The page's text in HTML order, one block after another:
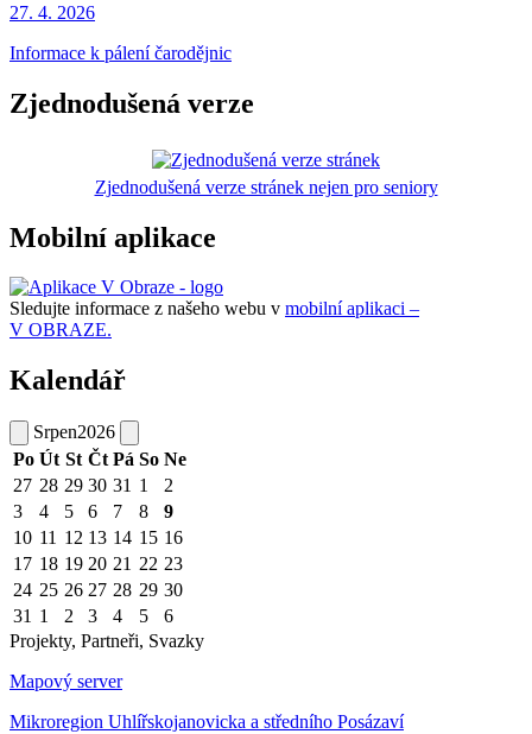
27. 4. 2026
Informace k pálení čarodějnic
Zjednodušená verze
Zjednodušená verze stránek nejen pro seniory
Mobilní aplikace
Sledujte informace z našeho webu v mobilní aplikaci –
V OBRAZE.
Kalendář
Srpen2026
Po Út St Čt Pá So Ne
27 28 29 30 31 1
2
3
4 5 6 7 8
9
10 11 12 13 14 15 16
17 18 19 20 21 22 23
24 25 26 27 28 29 30
31 1 2 3 4 5
6
Projekty, Partneři, Svazky
Mapový server
Mikroregion Uhlířskojanovicka a středního Posázaví